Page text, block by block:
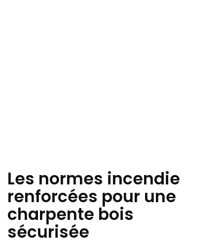
Les normes incendie
renforcées pour une
charpente bois
sécurisée